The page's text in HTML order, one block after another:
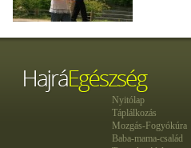
Nyitólap
Táplálkozás
Mozgás-Fogyókúra
Baba-mama-család